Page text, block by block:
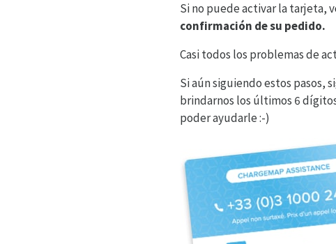
Si no puede activar la tarjeta, v
confirmación de su pedido.
Casi todos los problemas de
Si aún siguiendo estos pasos,
brindarnos los últimos 6
poder ayudarle :-)